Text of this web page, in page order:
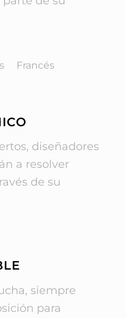
Francés
diseñadores
a resolver
de su
siempre
para